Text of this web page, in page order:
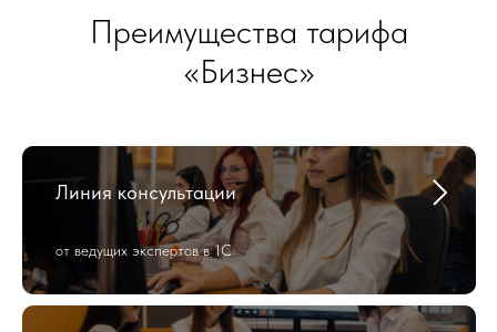
Преимущества тарифа
«Бизнес»
Линия консультации
от ведущих экспертов в 1С